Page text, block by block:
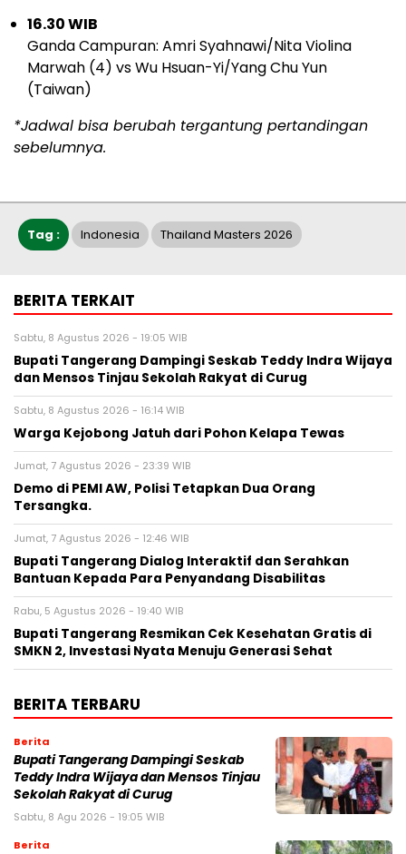
16.30 WIB
Ganda Campuran: Amri Syahnawi/Nita Violina
Marwah (4) vs Wu Hsuan-Yi/Yang Chu Yun
(Taiwan)
*Jadwal bisa berubah tergantung pertandingan
sebelumnya.
Tag : Indonesia Thailand Masters 2026
BERITA TERKAIT
Sabtu, 8 Agustus 2026 - 19:05 WIB
Bupati Tangerang Dampingi Seskab Teddy Indra Wijaya
dan Mensos Tinjau Sekolah Rakyat di Curug
Sabtu, 8 Agustus 2026 - 16:14 WIB
Warga Kejobong Jatuh dari Pohon Kelapa Tewas
Jumat, 7 Agustus 2026 - 23:39 WIB
Demo di PEMI AW, Polisi Tetapkan Dua Orang
Tersangka.
Jumat, 7 Agustus 2026 - 12:46 WIB
Bupati Tangerang Dialog Interaktif dan Serahkan
Bantuan Kepada Para Penyandang Disabilitas
Rabu, 5 Agustus 2026 - 19:40 WIB
‎Bupati Tangerang Resmikan Cek Kesehatan Gratis di
SMKN 2, Investasi Nyata Menuju Generasi Sehat
BERITA TERBARU
Berita
Bupati Tangerang Dampingi Seskab
Teddy Indra Wijaya dan Mensos Tinjau
Sekolah Rakyat di Curug
Sabtu, 8 Agu 2026 - 19:05 WIB
Berita